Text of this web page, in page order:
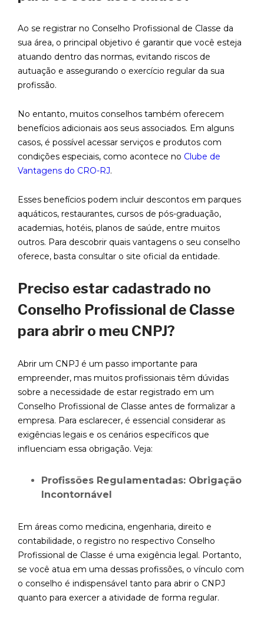
Ao se registrar no Conselho Profissional de Classe da
sua área, o principal objetivo é garantir que você esteja
atuando dentro das normas, evitando riscos de
autuação e assegurando o exercício regular da sua
profissão.
No entanto, muitos conselhos também oferecem
benefícios adicionais aos seus associados. Em alguns
casos, é possível acessar serviços e produtos com
condições especiais, como acontece no Clube de
Vantagens do CRO-RJ.
Esses benefícios podem incluir descontos em parques
aquáticos, restaurantes, cursos de pós-graduação,
academias, hotéis, planos de saúde, entre muitos
outros. Para descobrir quais vantagens o seu conselho
oferece, basta consultar o site oficial da entidade.
Preciso estar cadastrado no
Conselho Profissional de Classe
para abrir o meu CNPJ?
Abrir um CNPJ é um passo importante para
empreender, mas muitos profissionais têm dúvidas
sobre a necessidade de estar registrado em um
Conselho Profissional de Classe antes de formalizar a
empresa. Para esclarecer, é essencial considerar as
exigências legais e os cenários específicos que
influenciam essa obrigação. Veja:
Profissões Regulamentadas: Obrigação
Incontornável
Em áreas como medicina, engenharia, direito e
contabilidade, o registro no respectivo Conselho
Profissional de Classe é uma exigência legal. Portanto,
se você atua em uma dessas profissões, o vínculo com
o conselho é indispensável tanto para abrir o CNPJ
quanto para exercer a atividade de forma regular.